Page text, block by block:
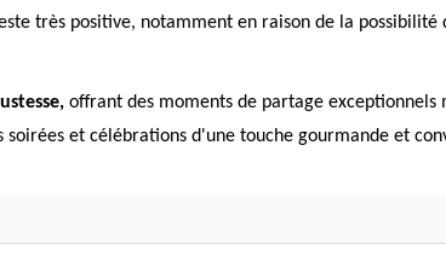
très positive, notamment en raison de la
offrant des moments de partage exceptionnels
et célébrations d'une touche gourmande et